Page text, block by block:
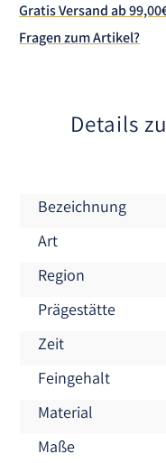
Gratis Versand ab
Fragen zum Artikel?
Details
Bezeichnung
Art
Region
Prägestätte
Zeit
Feingehalt
Material
Maße